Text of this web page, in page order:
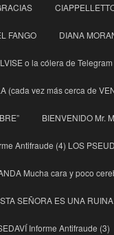
FANGO DIANA
o la cólera de Telegram
(cada vez más cerca de
BIENVENIDO Mr.
Antifraude (4) LOS
Mucha cara y poco
SEÑORA ES UNA RUINA
Informe Antifraude (3)